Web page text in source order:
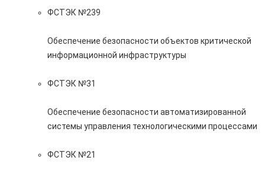
ФСТЭК №239
Обеспечение безопасности объектов критической
информационной инфраструктуры
ФСТЭК №31
Обеспечение безопасности автоматизированной
системы управления технологическими процессами
ФСТЭК №21